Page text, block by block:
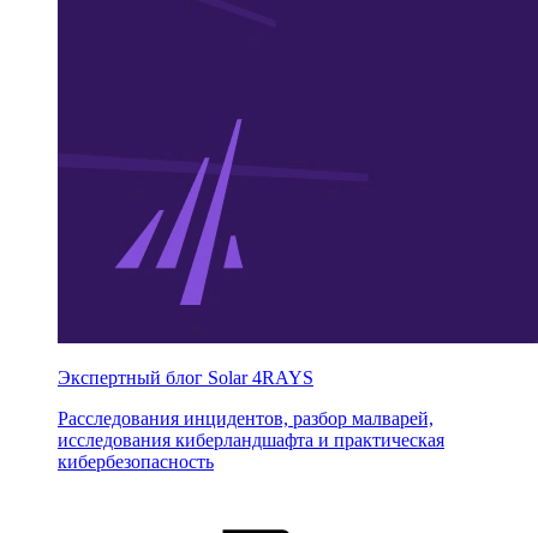
Экспертный блог Solar 4RAYS
Расследования инцидентов, разбор малварей,
исследования киберландшафта и практическая
кибербезопасность